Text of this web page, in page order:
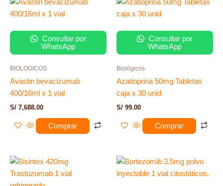
Consultar por
WhatsApp
BIOLOGICOS
Avastin bevacizumab
400/16ml x 1 vial
S/ 7,688.00
Comprar
Consultar por
WhatsApp
Biológicos
Azatioprina 50mg Tabletas
caja x 30 unid
S/ 99.00
Comprar